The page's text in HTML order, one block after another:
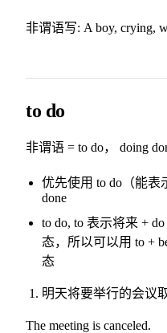
非谓语写: A boy, crying,
to do
非谓语 = to do， doing
优先使用 to do（能表
done
to do, to 表示将来 +
态，所以可以用 to +
态
明天将要举行的会议
The meeting is canceled.